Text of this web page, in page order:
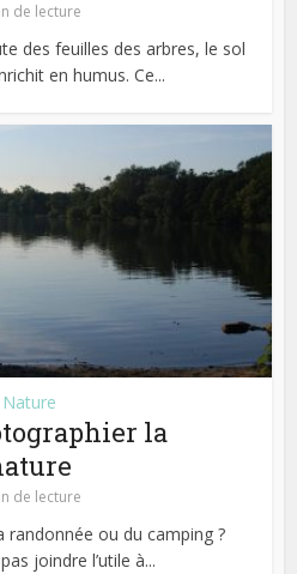
de lecture
des feuilles des arbres, le sol
en humus. Ce...
Nature
la
de lecture
randonnée ou du camping ?
joindre l’utile à...